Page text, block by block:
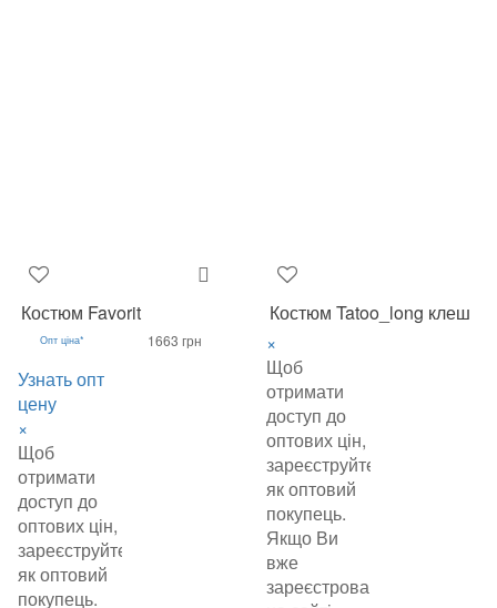
Костюм Favorit
Опт ціна*
Узнать опт
цену
×
Щоб
отримати
доступ до
оптових цін,
зареєструйтеся
як оптовий
покупець.
1663 грн
Костюм Tatoo_long клеш
×
Щоб
отримати
доступ до
оптових цін,
зареєструйтеся
як оптовий
покупець.
Якщо Ви
вже
зареєстровані